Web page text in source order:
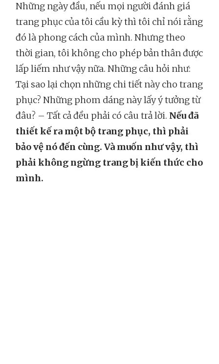
Những ngày đầu, nếu mọi người đánh giá
trang phục của tôi cầu kỳ thì tôi chỉ nói rằng
đó là phong cách của mình. Nhưng theo
thời gian, tôi không cho phép bản thân được
lấp liếm như vậy nữa. Những câu hỏi như:
Tại sao lại chọn những chi tiết này cho trang
phục? Những phom dáng này lấy ý tưởng từ
đâu? – Tất cả đều phải có câu trả lời. Nếu đã
thiết kế ra một bộ trang phục, thì phải
bảo vệ nó đến cùng. Và muốn như vậy, thì
phải không ngừng trang bị kiến thức cho
mình.